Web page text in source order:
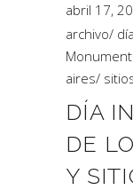
abril 17,
archivo/ día
aires/
DÍA
DE
Y